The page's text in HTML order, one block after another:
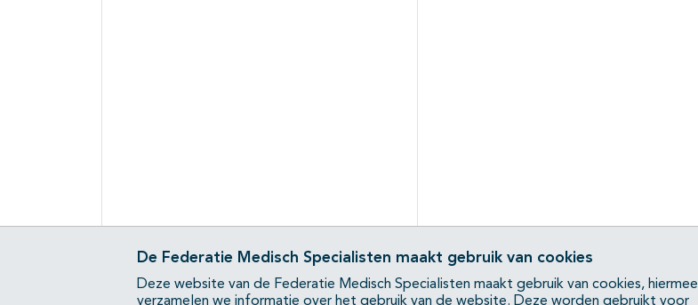
De Federatie Medisch Specialisten maakt gebruik van cookies
Deze website van de Federatie Medisch Specialisten maakt gebruik van cookies, hiermee
verzamelen we informatie over het gebruik van de website. Deze worden gebruikt voor